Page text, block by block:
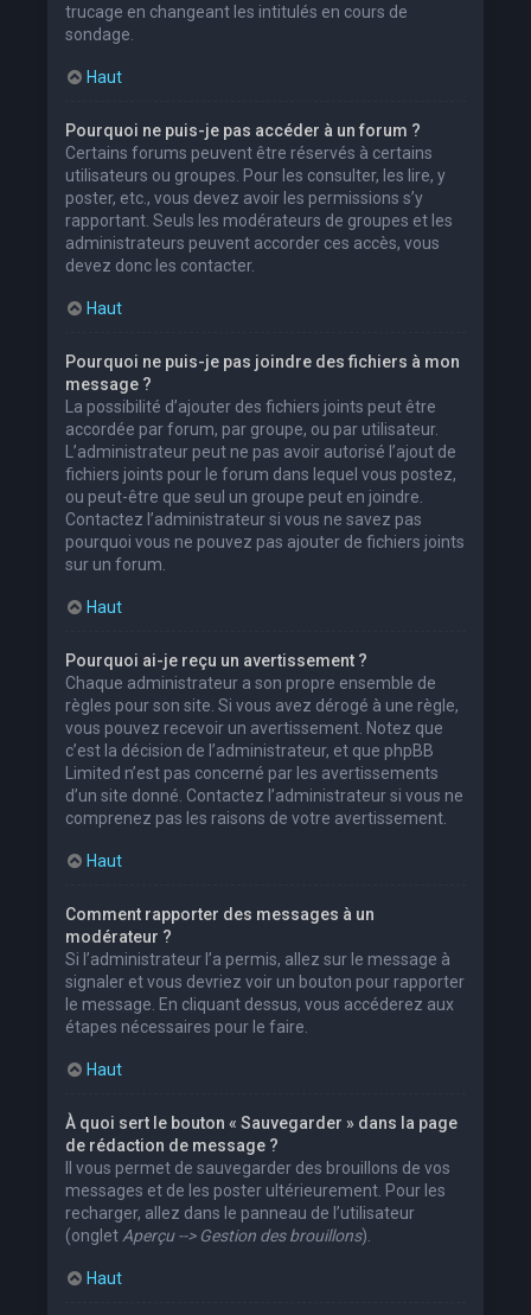
trucage en changeant les intitulés en cours de
sondage.
Haut
Pourquoi ne puis-je pas accéder à un forum ?
Certains forums peuvent être réservés à certains
utilisateurs ou groupes. Pour les consulter, les lire, y
poster, etc., vous devez avoir les permissions s’y
rapportant. Seuls les modérateurs de groupes et les
administrateurs peuvent accorder ces accès, vous
devez donc les contacter.
Haut
Pourquoi ne puis-je pas joindre des fichiers à mon
message ?
La possibilité d’ajouter des fichiers joints peut être
accordée par forum, par groupe, ou par utilisateur.
L’administrateur peut ne pas avoir autorisé l’ajout de
fichiers joints pour le forum dans lequel vous postez,
ou peut-être que seul un groupe peut en joindre.
Contactez l’administrateur si vous ne savez pas
pourquoi vous ne pouvez pas ajouter de fichiers joints
sur un forum.
Haut
Pourquoi ai-je reçu un avertissement ?
Chaque administrateur a son propre ensemble de
règles pour son site. Si vous avez dérogé à une règle,
vous pouvez recevoir un avertissement. Notez que
c’est la décision de l’administrateur, et que phpBB
Limited n’est pas concerné par les avertissements
d’un site donné. Contactez l’administrateur si vous ne
comprenez pas les raisons de votre avertissement.
Haut
Comment rapporter des messages à un
modérateur ?
Si l’administrateur l’a permis, allez sur le message à
signaler et vous devriez voir un bouton pour rapporter
le message. En cliquant dessus, vous accéderez aux
étapes nécessaires pour le faire.
Haut
À quoi sert le bouton « Sauvegarder » dans la page
de rédaction de message ?
Il vous permet de sauvegarder des brouillons de vos
messages et de les poster ultérieurement. Pour les
recharger, allez dans le panneau de l’utilisateur
(onglet Aperçu --> Gestion des brouillons).
Haut